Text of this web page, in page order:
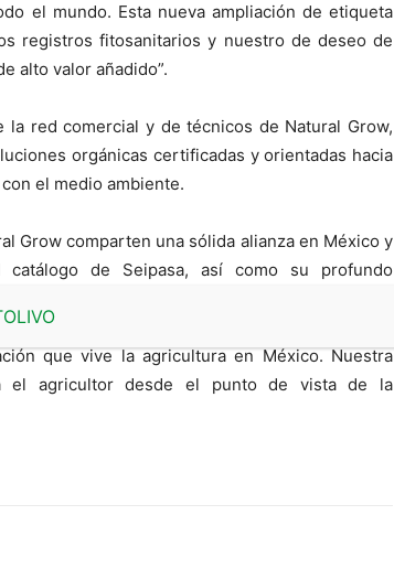
el mundo. Esta nueva ampliación de etiqueta
registros fitosanitarios y nuestro de deseo de
alto valor añadido”.
red comercial y de técnicos de Natural Grow,
orgánicas certificadas y orientadas hacia
el medio ambiente.
Grow comparten una sólida alianza en México y
de Seipasa, así como su profundo
Grow es un gran aliado en el sentido más
valores sobre los que hemos construido una
que vive la agricultura en México. Nuestra
el agricultor desde el punto de vista de la